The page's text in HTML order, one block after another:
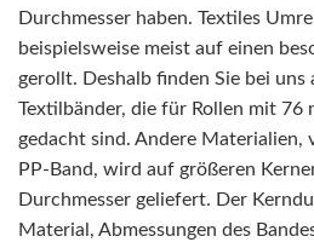
Durchmesser haben. Textiles
beispielsweise meist auf einen
gerollt. Deshalb finden Sie bei
Textilbänder, die für Rollen mit 76
gedacht sind. Andere Materialien,
PP-Band, wird auf größeren
Durchmesser geliefert. Der
Material, Abmessungen des